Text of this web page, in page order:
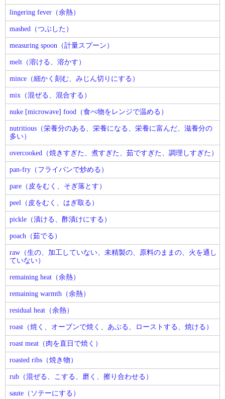
lingering fever（余熱）
mashed（つぶした）
measuring spoon（計量スプーン）
melt（溶ける、溶かす）
mince（細かく刻む、みじん切りにする）
mix（混ぜる、混合する）
nuke [microwave] food（食べ物をレンジで温める）
nutritious（栄養分のある、栄養になる、栄養に富んだ、滋養分の
多い）
overcooked（焼きすぎた、煮すぎた、茹ですぎた、調理しすぎた）
pan-fry（フライパンで炒める）
pare（皮をむく、そぎ落とす）
peel（皮をむく、はぎ取る）
pickle（漬ける、酢漬けにする）
poach（茹でる）
raw（生の、加工していない、未精製の、原料のままの、火を通し
ていない）
remaining heat（余熱）
remaining warmth（余熱）
residual heat（余熱）
roast（焼く、オーブンで焼く、あぶる、ローストする、焼ける）
roast meat（肉を直日で焼く）
roasted ribs（焼き物）
rub（混ぜる、こする、磨く、擦り合わせる）
saute（ソテーにする）